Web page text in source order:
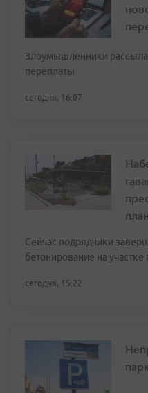
Злоумышленники
переплаты
сегодня, 16:07
Сейчас подрядчики
бетонирование на
сегодня, 15:22